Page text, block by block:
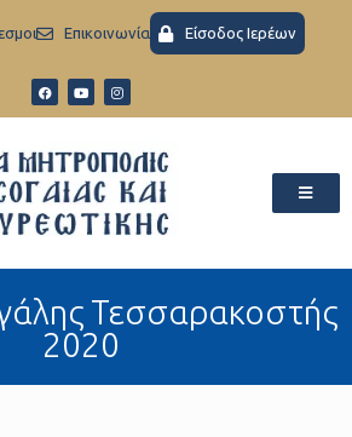
Eπικοινωνία Είσοδος Ιερέων
Τεσσαρακοστής
2020